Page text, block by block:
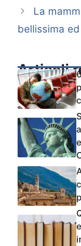
La
bellissima
Articoli